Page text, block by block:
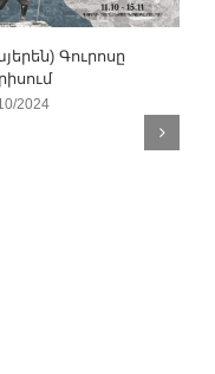
Գուրոսը
2024